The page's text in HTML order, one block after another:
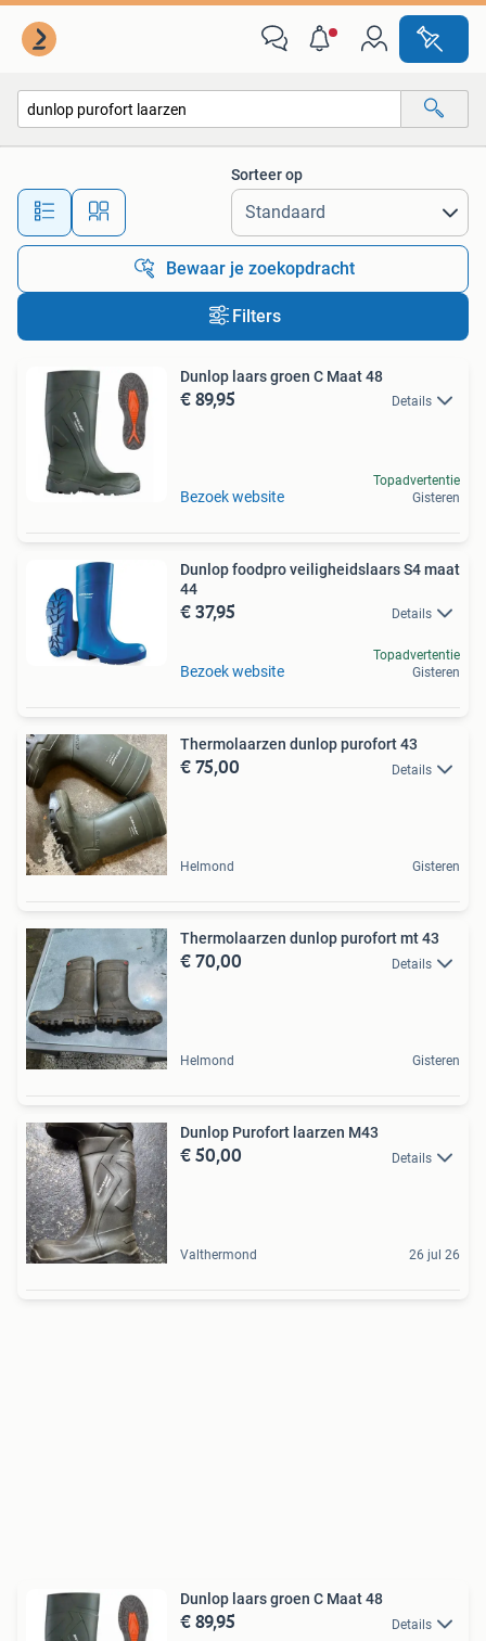
Alle afstanden…
Sorteer op
Bewaar je zoekopdracht
Filters
Dunlop laars groen C Maat 48
€ 89,95 Details
Bezoek website
Topadvertentie
Gisteren
Dunlop foodpro veiligheidslaars S4 maat
44
€ 37,95 Details
Bezoek website
Topadvertentie
Gisteren
Thermolaarzen dunlop purofort 43
€ 75,00 Details
Helmond Gisteren
Thermolaarzen dunlop purofort mt 43
€ 70,00 Details
Helmond Gisteren
Dunlop Purofort laarzen M43
€ 50,00 Details
Valthermond 26 jul 26
Dunlop laars groen C Maat 48
€ 89,95 Details